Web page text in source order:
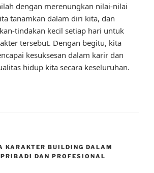
dengan merenungkan nilai-nilai
tanamkan dalam diri kita, dan
tindakan kecil setiap hari untuk
tersebut. Dengan begitu, kita
kesuksesan dalam karir dan
hidup kita secara keseluruhan.
KARAKTER BUILDING DALAM
DAN PROFESIONAL